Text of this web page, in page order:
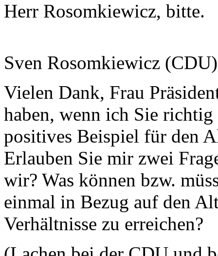
Herr Rosomkiewicz, bitte.
Sven Rosomkiewicz
Vielen Dank, Frau
haben, wenn ich Sie
positives Beispiel für den
Erlauben Sie mir zwei
wir? Was können bzw.
einmal in Bezug auf den
Verhältnisse zu erreichen?